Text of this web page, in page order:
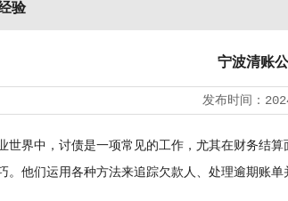
验
宁波清账
发布时间：
界中，讨债是一项常见的工作，尤其在财务结算
。他们运用各种方法来追踪欠款人、处理逾期账单